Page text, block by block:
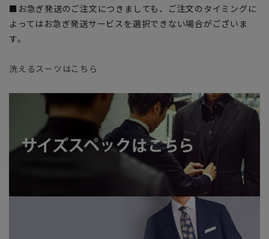
■お急ぎ発送のご注文につきましても、ご注文のタイミングに
よってはお急ぎ発送サービスを選択できない場合がございま
す。
洗えるスーツはこちら